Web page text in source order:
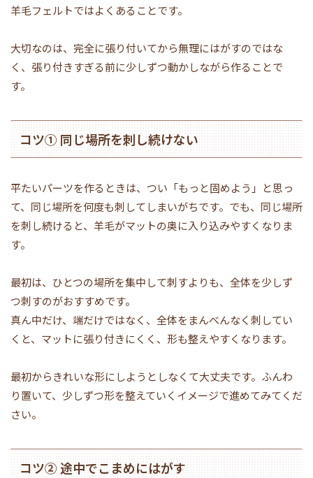
羊毛フェルトではよくあることです。
大切なのは、完全に張り付いてから無理にはがすのではな
く、張り付きすぎる前に少しずつ動かしながら作ることで
す。
コツ① 同じ場所を刺し続けない
平たいパーツを作るときは、つい「もっと固めよう」と思っ
て、同じ場所を何度も刺してしまいがちです。でも、同じ場所
を刺し続けると、羊毛がマットの奥に入り込みやすくなりま
す。
最初は、ひとつの場所を集中して刺すよりも、全体を少しず
つ刺すのがおすすめです。
真ん中だけ、端だけではなく、全体をまんべんなく刺してい
くと、マットに張り付きにくく、形も整えやすくなります。
最初からきれいな形にしようとしなくて大丈夫です。ふんわ
り置いて、少しずつ形を整えていくイメージで進めてみてくだ
さい。
コツ② 途中でこまめにはがす